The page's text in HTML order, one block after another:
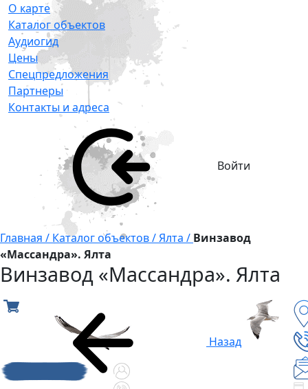
О карте
Каталог объектов
Аудиогид
Цены
Спецпредложения
Партнеры
Контакты и адреса
Войти
Главная / Каталог объектов /Ялта / Винзавод
«Массандра». Ялта
Винзавод «Массандра». Ялта
Назад